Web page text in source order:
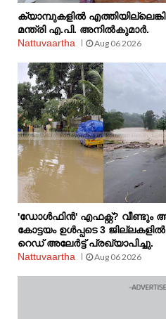
ക്യാമ്പുകളിൽ
മന്ത്രി എ.പി. അനിൽകുമാർ.
Nattuvaartha
Aug 06 2026
'ഡോൾഫിൻ' എഫക്റ്റ്? വീണ്ടും
കോട്ടയം ഉൾപ്പടെ 3
റെഡ് അലേർട്ട് പ്രഖ്യാപിച്ചു.
Nattuvaartha
Aug 06 2026